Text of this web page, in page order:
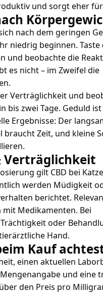
und sorgt eher
nach dem geringen
niedrig beginnen.
und beobachte die
es nicht – im Zweifel die
Verträglichkeit und
bis zwei Tage. Geduld
Ergebnisse: Der
braucht Zeit, und kleine
Verträglichkeit
gilt CBD bei
werden Müdigkeit
berichtet.
Medikamenten. Bei
oder
Hand.
Kauf
einen aktuellen
und eine
den Preis pro